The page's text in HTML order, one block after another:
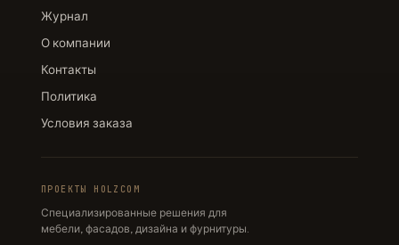
Журнал
О компании
Контакты
Политика
Условия заказа
ПРОЕКТЫ HOLZCOM
Специализированные решения для
мебели, фасадов, дизайна и фурнитуры.